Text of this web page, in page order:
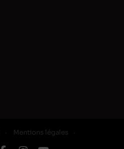
Mentions légales